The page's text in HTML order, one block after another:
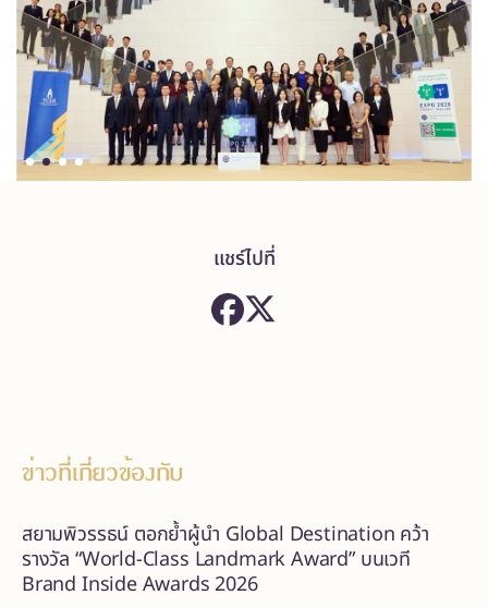
แชร์ไปที่
ข่าวที่เกี่ยวข้องกับ
สยามพิวรรธน์ ตอกย้ำผู้นำ Global Destination คว้า
รางวัล “World-Class Landmark Award” บนเวที
Brand Inside Awards 2026